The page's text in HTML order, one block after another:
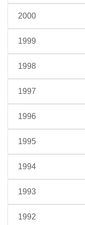
2000
1999
1998
1997
1996
1995
1994
1993
1992